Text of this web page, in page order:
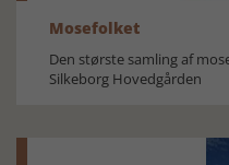
Mosefolket
Den største samling af
Silkeborg Hovedgården